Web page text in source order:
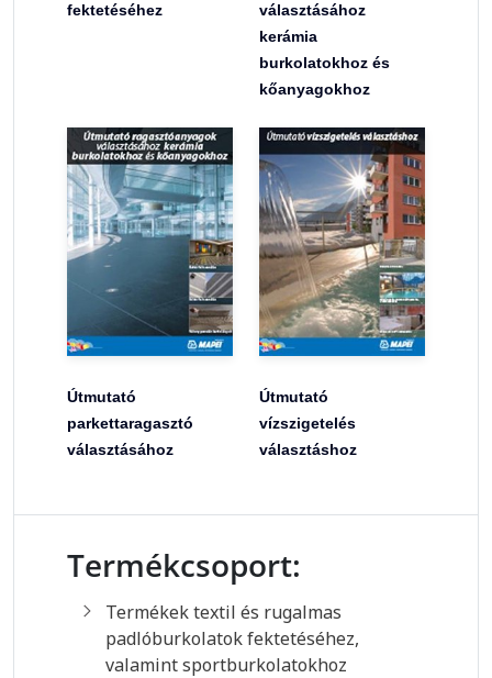
fektetéséhez
választásához
kerámia
burkolatokhoz és
kőanyagokhoz
Útmutató
parkettaragasztó
választásához
Útmutató
vízszigetelés
választáshoz
Termékcsoport:
Termékek textil és rugalmas
padlóburkolatok fektetéséhez,
valamint sportburkolatokhoz